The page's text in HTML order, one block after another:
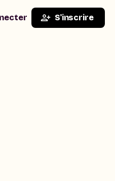
S'inscrire